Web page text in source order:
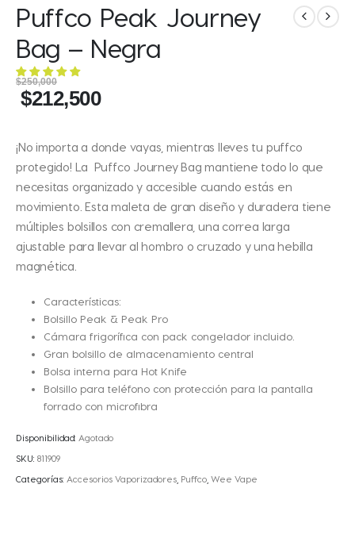
Puffco Peak Journey
Bag – Negra
$250,000
$212,500
¡No importa a donde vayas, mientras lleves tu puffco
protegido! La Puffco Journey Bag mantiene todo lo que
necesitas organizado y accesible cuando estás en
movimiento. Esta maleta de gran diseño y duradera tiene
múltiples bolsillos con cremallera, una correa larga
ajustable para llevar al hombro o cruzado y una hebilla
magnética.
Características:
Bolsillo Peak & Peak Pro
Cámara frigorífica con pack congelador incluido.
Gran bolsillo de almacenamiento central
Bolsa interna para Hot Knife
Bolsillo para teléfono con protección para la pantalla
forrado con microfibra
Disponibilidad: Agotado
SKU: 811909
Categorías: Accesorios Vaporizadores Puffco Wee Vape